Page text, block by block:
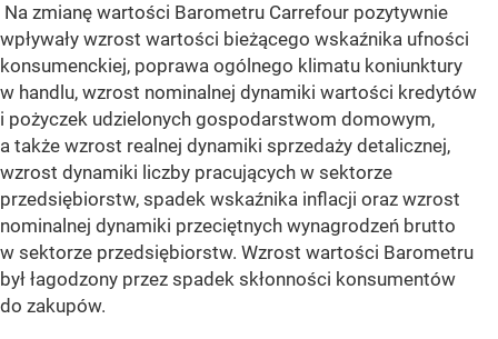
Na zmianę wartości Barometru Carrefour pozytywnie
wpływały wzrost wartości bieżącego wskaźnika ufności
konsumenckiej, poprawa ogólnego klimatu koniunktury
w handlu, wzrost nominalnej dynamiki wartości kredytów
i pożyczek udzielonych gospodarstwom domowym,
a także wzrost realnej dynamiki sprzedaży detalicznej,
wzrost dynamiki liczby pracujących w sektorze
przedsiębiorstw, spadek wskaźnika inflacji oraz wzrost
nominalnej dynamiki przeciętnych wynagrodzeń brutto
w sektorze przedsiębiorstw. Wzrost wartości Barometru
był łagodzony przez spadek skłonności konsumentów
do zakupów.